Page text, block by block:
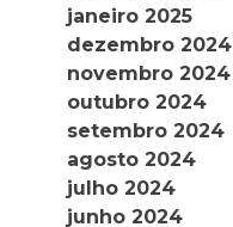
janeiro 2025
dezembro 2024
novembro 2024
outubro 2024
setembro 2024
agosto 2024
julho 2024
junho 2024